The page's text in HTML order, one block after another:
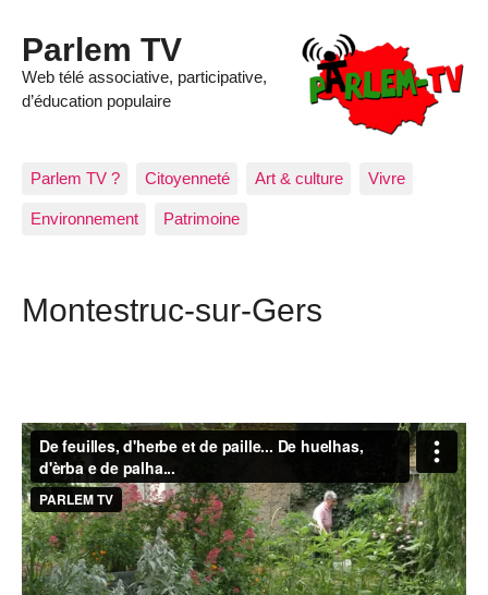
Parlem TV
Web télé associative, participative,
d’éducation populaire
Parlem TV ? Citoyenneté Art & culture Vivre
Environnement Patrimoine
Montestruc-sur-Gers